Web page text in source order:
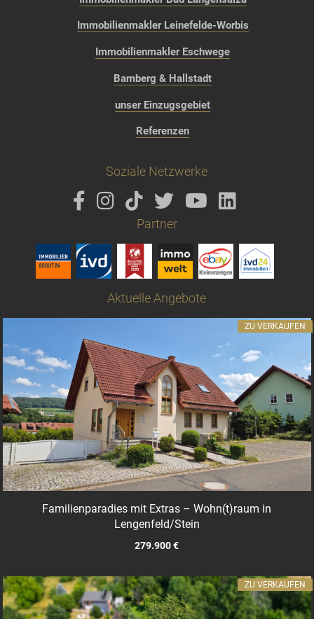
Immobilienmakler Leinefelde-Worbis
Immobilienmakler Eschwege
Bamberg & Hallstadt
unser Einzugsgebiet
Referenzen
Soziale Netzwerke
Partner
Aktuelle Angebote
Familienparadies mit Extras – Wohn(t)raum in
Lengenfeld/Stein
279.900 €
ZU VERKAUFEN
ZU VERKAUFEN